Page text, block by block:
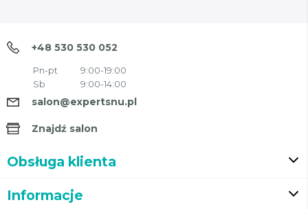
+48 530 530 052
Pn-pt
9:00-19:00
Sb
9:00-14:00
salon@expertsnu.pl
Znajdź salon
Obsługa klienta
Informacje